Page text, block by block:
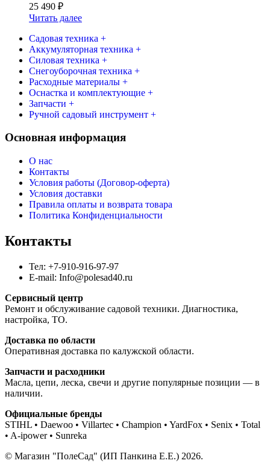
25 490 ₽
Читать далее
Садовая техника +
Аккумуляторная техника +
Силовая техника +
Снегоуборочная техника +
Расходные материалы +
Оснастка и комплектующие +
Запчасти +
Ручной садовый инструмент +
Основная информация
О нас
Контакты
Условия работы (Договор-оферта)
Условия доставки
Правила оплаты и возврата товара
Политика Конфиденциальности
Контакты
Тел: +7-910-916-97-97
E-mail: Info@polesad40.ru
Сервисный центр
Ремонт и обслуживание садовой техники. Диагностика,
настройка, ТО.
Доставка по области
Оперативная доставка по калужской области.
Запчасти и расходники
Масла, цепи, леска, свечи и другие популярные позиции — в
наличии.
Официальные бренды
STIHL • Daewoo • Villartec • Champion • YardFox • Senix • Total
• A-ipower • Sunreka
© Магазин "ПолеСад" (ИП Панкина Е.Е.) 2026.